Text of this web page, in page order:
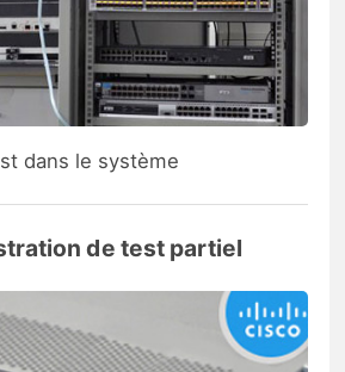
dans le système
de test partiel